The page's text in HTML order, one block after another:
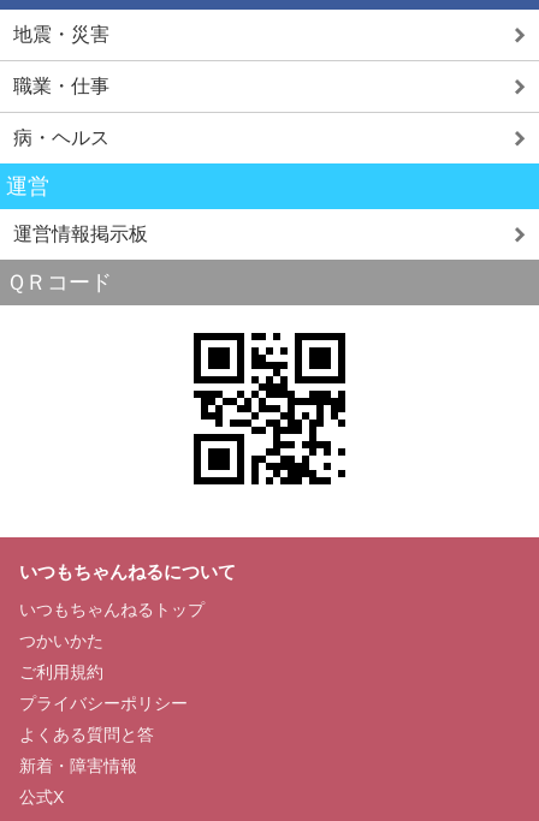
地震・災害
職業・仕事
病・ヘルス
運営
運営情報掲示板
ＱＲコード
いつもちゃんねるについて
いつもちゃんねるトップ
つかいかた
ご利用規約
プライバシーポリシー
よくある質問と答
新着・障害情報
公式X